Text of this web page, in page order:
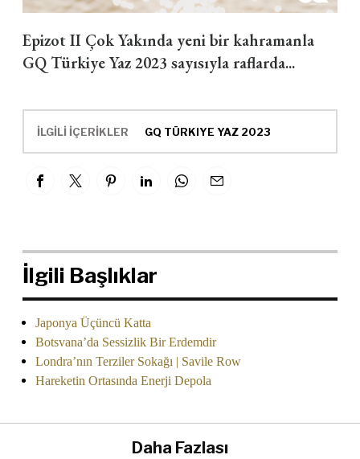
Epizot II Çok Yakında yeni bir kahramanla
GQ Türkiye Yaz 2023 sayısıyla raflarda...
İLGİLİ İÇERİKLER GQ TÜRKIYE YAZ 2023
İlgili Başlıklar
Japonya Üçüncü Katta
Botsvana’da Sessizlik Bir Erdemdir
Londra’nın Terziler Sokağı | Savile Row
Hareketin Ortasında Enerji Depola
Daha Fazlası